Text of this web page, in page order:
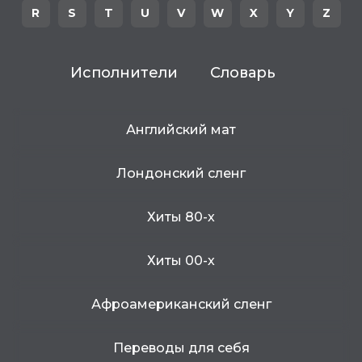
R S T U V W X Y Z
Исполнители Словарь
Английский мат
Лондонский сленг
Хиты 80-х
Хиты 00-х
Афроамериканский сленг
Переводы для себя